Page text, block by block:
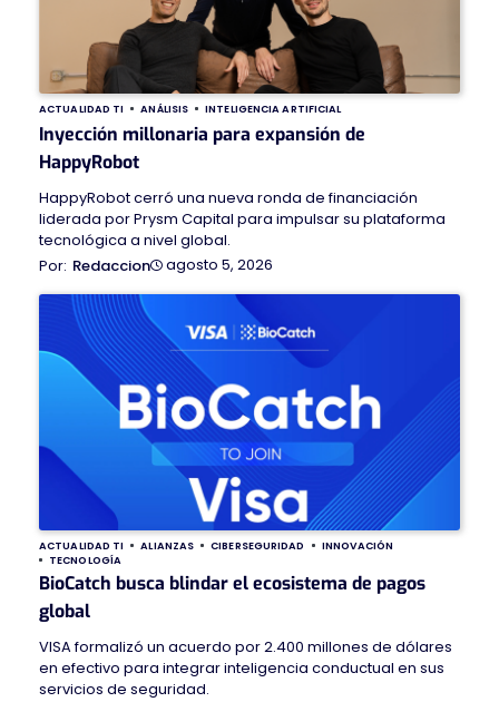
ACTUALIDAD TI ANÁLISIS INTELIGENCIA ARTIFICIAL
Inyección millonaria para expansión de
HappyRobot
HappyRobot cerró una nueva ronda de financiación
liderada por Prysm Capital para impulsar su plataforma
tecnológica a nivel global.
Redaccion
agosto 5, 2026
ACTUALIDAD TI ALIANZAS CIBERSEGURIDAD
INNOVACIÓN
TECNOLOGÍA
BioCatch busca blindar el ecosistema de pagos
global
VISA formalizó un acuerdo por 2.400 millones de dólares
en efectivo para integrar inteligencia conductual en sus
servicios de seguridad.